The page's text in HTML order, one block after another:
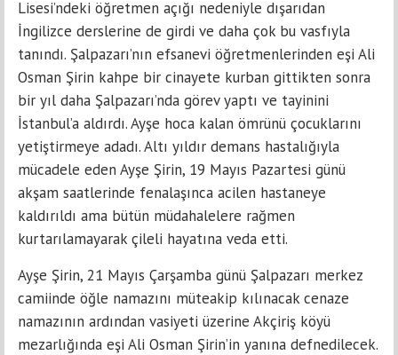
Lisesi’ndeki öğretmen açığı nedeniyle dışarıdan
İngilizce derslerine de girdi ve daha çok bu vasfıyla
tanındı. Şalpazarı’nın efsanevi öğretmenlerinden eşi Ali
Osman Şirin kahpe bir cinayete kurban gittikten sonra
bir yıl daha Şalpazarı’nda görev yaptı ve tayinini
İstanbul’a aldırdı. Ayşe hoca kalan ömrünü çocuklarını
yetiştirmeye adadı. Altı yıldır demans hastalığıyla
mücadele eden Ayşe Şirin, 19 Mayıs Pazartesi günü
akşam saatlerinde fenalaşınca acilen hastaneye
kaldırıldı ama bütün müdahalelere rağmen
kurtarılamayarak çileli hayatına veda etti.
Ayşe Şirin, 21 Mayıs Çarşamba günü Şalpazarı merkez
camiinde öğle namazını müteakip kılınacak cenaze
namazının ardından vasiyeti üzerine Akçiriş köyü
mezarlığında eşi Ali Osman Şirin’in yanına defnedilecek.